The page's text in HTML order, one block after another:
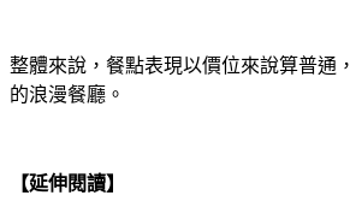
整體來說，餐點表現以價位來說算普通
的浪漫餐廳。
【延伸閱讀】